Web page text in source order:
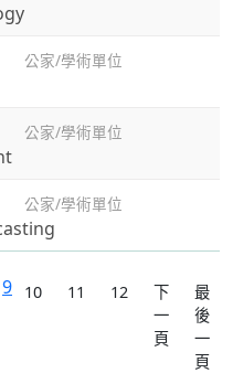
公家/學術單位
公家/學術單位
公家/學術單位
9 10 11 12
下
一
頁
最
後
一
頁